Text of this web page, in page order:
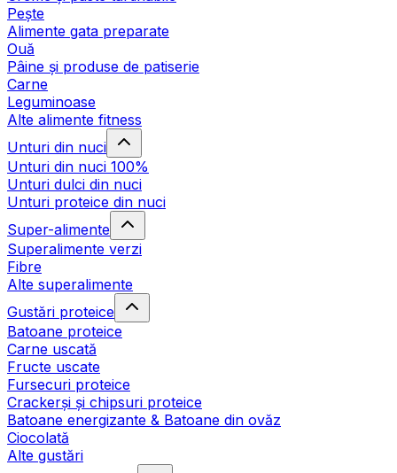
Pește
Alimente gata preparate
Ouă
Pâine și produse de patiserie
Carne
Leguminoase
Alte alimente fitness
Unturi din nuci
Unturi din nuci 100%
Unturi dulci din nuci
Unturi proteice din nuci
Super-alimente
Superalimente verzi
Fibre
Alte superalimente
Gustări proteice
Batoane proteice
Carne uscată
Fructe uscate
Fursecuri proteice
Crackerși și chipsuri proteice
Batoane energizante & Batoane din ovăz
Ciocolată
Alte gustări